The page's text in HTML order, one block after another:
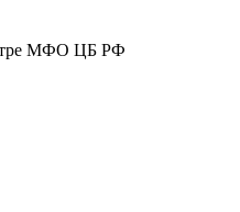
МФО ЦБ РФ